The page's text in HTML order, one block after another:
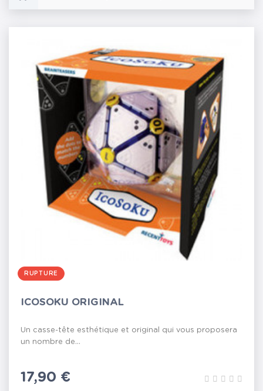
RUPTURE
ICOSOKU ORIGINAL
Un casse-tête esthétique et original qui vous proposera
un nombre de...
Prix
17,90 €